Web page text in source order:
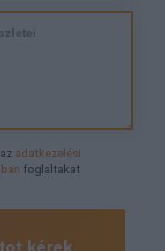
adatkezelési
foglaltakat